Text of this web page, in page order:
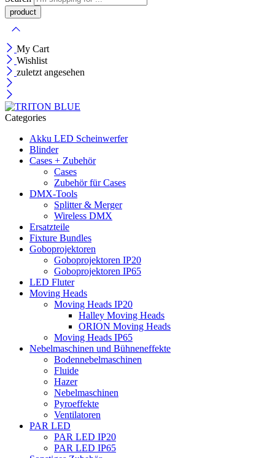
My Cart
Wishlist
zuletzt angesehen
Categories
Akku LED Scheinwerfer
Blinder
Cases + Zubehör
Cases
Zubehör für Cases
DMX-Tools
Splitter & Merger
Wireless DMX
Ersatzteile
Fixture Bundles
Goboprojektoren
Goboprojektoren IP20
Goboprojektoren IP65
LED Fluter
Moving Heads
Moving Heads IP20
Halley Moving Heads
ORION Moving Heads
Moving Heads IP65
Nebelmaschinen und Bühneneffekte
Bodennebelmaschinen
Fluide
Hazer
Nebelmaschinen
Pyroeffekte
Ventilatoren
PAR LED
PAR LED IP20
PAR LED IP65